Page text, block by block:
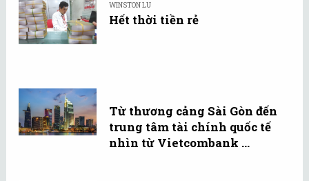
WINSTON LU
Hết thời tiền rẻ
Từ thương cảng Sài Gòn đến
trung tâm tài chính quốc tế
nhìn từ Vietcombank ...